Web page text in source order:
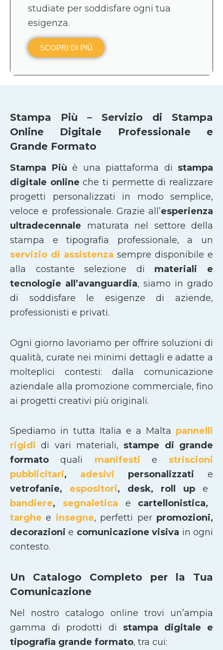
studiate per soddisfare ogni tua
esigenza.
SCOPRI DI PIÙ
Stampa Più – Servizio di Stampa
Online Digitale Professionale e
Grande Formato
Stampa Più è una piattaforma di stampa
digitale online che ti permette di realizzare
progetti personalizzati in modo semplice,
veloce e professionale. Grazie all’esperienza
ultradecennale maturata nel settore della
stampa e tipografia professionale, a un
servizio di assistenza sempre disponibile e
alla costante selezione di materiali e
tecnologie all’avanguardia, siamo in grado
di soddisfare le esigenze di aziende,
professionisti e privati.
Ogni giorno lavoriamo per offrire soluzioni di
qualità, curate nei minimi dettagli e adatte a
molteplici contesti: dalla comunicazione
aziendale alla promozione commerciale, fino
ai progetti creativi più originali.
Spediamo in tutta Italia e a Malta pannelli
rigididi vari materiali, stampe di grande
formatoquali manifesti e striscioni
pubblicitari, adesivi personalizzati e
vetrofanie, espositori, desk, roll up e
bandiere, segnaletica e cartellonistica,
targhee insegne, perfetti per promozioni,
decorazionie comunicazione visiva in ogni
contesto.
Un Catalogo Completo per la Tua
Comunicazione
Nel nostro catalogo online trovi un’ampia
gamma di prodotti di stampa digitale e
tipografia grande formato, tra cui: